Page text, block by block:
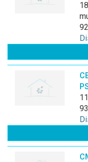
18 rue des petites